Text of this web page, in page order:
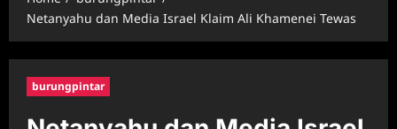
Netanyahu dan Media Israel Klaim Ali Khamenei Tewas
burungpintar